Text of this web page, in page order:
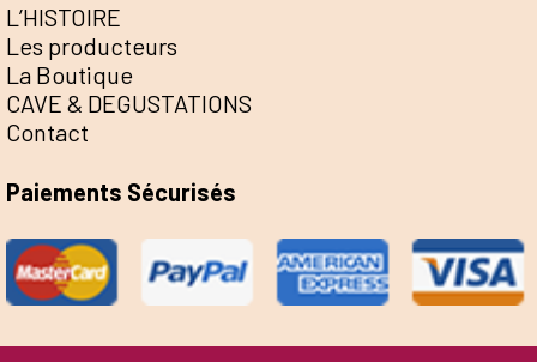
L’HISTOIRE
Les producteurs
La Boutique
CAVE & DEGUSTATIONS
Contact
Paiements Sécurisés